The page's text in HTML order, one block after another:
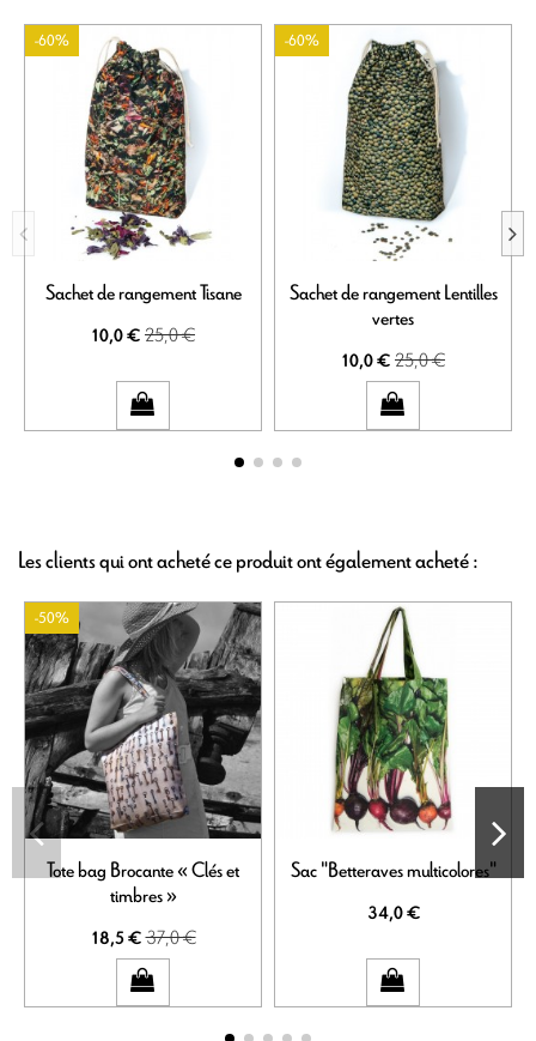
-60%
Sachet de rangement Tisane
10,0 €25,0 €
-60%
Sachet de rangement Lentilles
vertes
10,0 €25,0 €
Les clients qui ont acheté ce produit ont également acheté :
-50%
Tote bag Brocante « Clés et
timbres »
18,5 €37,0 €
Sac "Betteraves multicolores"
34,0 €